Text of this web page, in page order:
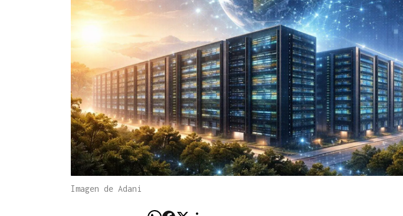
Imagen de Adani